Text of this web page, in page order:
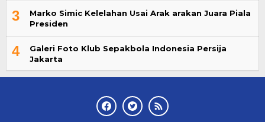
3
Marko Simic Kelelahan Usai Arak arakan Juara Piala
Presiden
4
Galeri Foto Klub Sepakbola Indonesia Persija
Jakarta